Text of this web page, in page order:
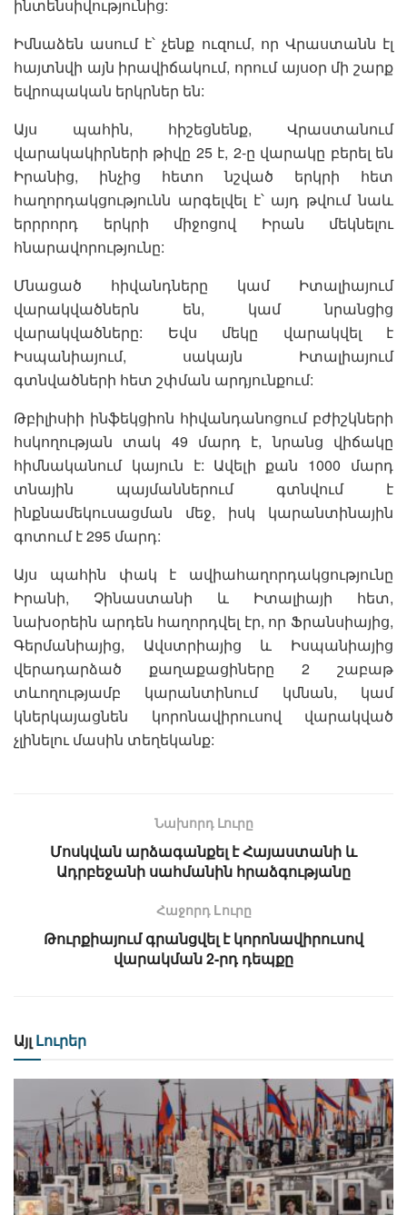
ինտենսիվությունից:
Իմնաձեն ասում է՝ չենք ուզում, որ Վրաստանն էլ
հայտնվի այն իրավիճակում, որում այսօր մի շարք
եվրոպական երկրներ են:
Այս պահին, հիշեցնենք, Վրաստանում
վարակակիրների թիվը 25 է, 2-ը վարակը բերել են
Իրանից, ինչից հետո նշված երկրի հետ
հաղորդակցությունն արգելվել է՝ այդ թվում նաև
երրրորդ երկրի միջոցով Իրան մեկնելու
հնարավորությունը:
Մնացած հիվանդները կամ Իտալիայում
վարակվածներն են, կամ նրանցից
վարակվածները: Եվս մեկը վարակվել է
Իսպանիայում, սակայն Իտալիայում
գտնվածների հետ շփման արդյունքում:
Թբիլիսիի ինֆեկցիոն հիվանդանոցում բժիշկների
հսկողության տակ 49 մարդ է, նրանց վիճակը
հիմնականում կայուն է: Ավելի քան 1000 մարդ
տնային պայմաններում գտնվում է
ինքնամեկուսացման մեջ, իսկ կարանտինային
գոտում է 295 մարդ:
Այս պահին փակ է ավիահաղորդակցությունը
Իրանի, Չինաստանի և Իտալիայի հետ,
նախօրեին արդեն հաղորդվել էր, որ Ֆրանսիայից,
Գերմանիայից, Ավստրիայից և Իսպանիայից
վերադարձած քաղաքացիները 2 շաբաթ
տևողությամբ կարանտինում կմնան, կամ
կներկայացնեն կորոնավիրուսով վարակված
չլինելու մասին տեղեկանք:
Նախորդ Լուրը
Մոսկվան արձագանքել է Հայաստանի և
Ադրբեջանի սահմանին հրաձգությանը
Հաջորդ Lուրը
Թուրքիայում գրանցվել է կորոնավիրուսով
վարակման 2-րդ դեպքը
Այլ Լուրեր